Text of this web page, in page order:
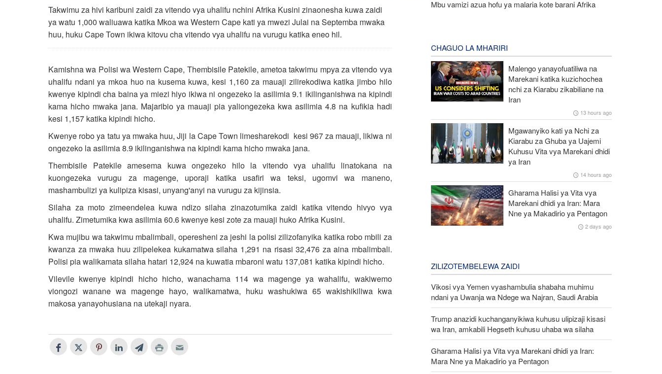
Takwimu za hivi karibuni zaidi za vitendo vya uhalifu nchini Afrika Kusini zinaonesha kuwa zaidi
ya watu 1,000 waliuawa katika Mkoa wa Western Cape kati ya mwezi Julai na Septemba mwaka
huu, huku Cape Town ikiwa kitovu cha vitendo vya uhalifu na vurugu katika eneo hil.
Kamishna wa Polisi wa Western Cape, Thembisile Patekile, ametoa takwimu mpya za vitendo vya
uhalifu ndani ya mkoa huo na kusema kuwa, kesi 1,160 za mauaji zilirekodiwa katika jimbo hilo
kwenye kipindi cha baina ya miezi hiyo ikiwa ni ongezeko la asilimia 9.1 ikilinganishwa na kipindi
kama hicho mwaka jana. Majaribio ya mauaji pia yaliongezeka kwa asilimia 4.8 na kufikia hadi
kesi 1,157 katika kipindi hicho.
Kwenye robo ya tatu ya mwaka huu, Jiji la Cape Town limesharekodi kesi 967 za mauaji, likiwa ni
ongezeko la asilimia 8.9 ikilinganishwa na kipindi kama hicho mwaka jana.
Thembisile Patekile amesema kuwa ongezeko hilo la vitendo vya uhalifu linatokana na
kuongezeka vurugu za magenge, uporaji katika usafiri wa teksi, ugomvi wa maneno,
mashambulizi ya kulipiza kisasi, unyang'anyi na vurugu za kijinsia.
Silaha za moto zimeendelea kuwa ndizo silaha zinazotumika zaidi katika vitendo hivyo vya
uhalifu. Zimetumika kwa asilimia 60.6 kwenye kesi zote za mauaji huko Afrika Kusini.
Kwa mujibu wa takwimu mbalimbali, operesheni za jeshi la polisi zilizofanyika katika robo mbili za
kwanza za mwaka huu zilipelekea kukamatwa silaha 1,291 na risasi 32,476 za aina mbalimbali.
Polisi pia walikamata silaha hatari 12,924 na kuwatia mbaroni watu 137,081 katika kipindi hicho.
Vilevile kwenye kipindi hicho hicho, wanachama 114 wa magenge ya wahalifu, wakiwemo
viongozi wanane wa magenge hayo, walikamatwa, huku washukiwa 65 wakishikiliwa kwa
makosa yanayohusiana na utekaji nyara.
Mbu vamizi azua hofu ya malaria kote barani Afrika
CHAGUO LA MHARIRI
Malengo yanayofuatiliwa na
Marekani katika kuzichochea
nchi za Kiarabu zikabiliane na
Iran
13 hours ago
Mgawanyiko kati ya Nchi za
Kiarabu za Ghuba ya Uajemi
Kuhusu Vita vya Marekani dhidi
ya Iran
14 hours ago
Gharama Halisi ya Vita vya
Marekani dhidi ya Iran: Mara
Nne ya Makadirio ya Pentagon
2 days ago
ZILIZOTEMBELEWA ZAIDI
Vikosi vya Yemen vyashambulia shabaha muhimu
ndani ya Uwanja wa Ndege wa Najran, Saudi Arabia
Trump anazidi kuchanganyikiwa kuhusu ulipizaji kisasi
wa Iran, amkabili Hegseth kuhusu uhaba wa silaha
Gharama Halisi ya Vita vya Marekani dhidi ya Iran:
Mara Nne ya Makadirio ya Pentagon